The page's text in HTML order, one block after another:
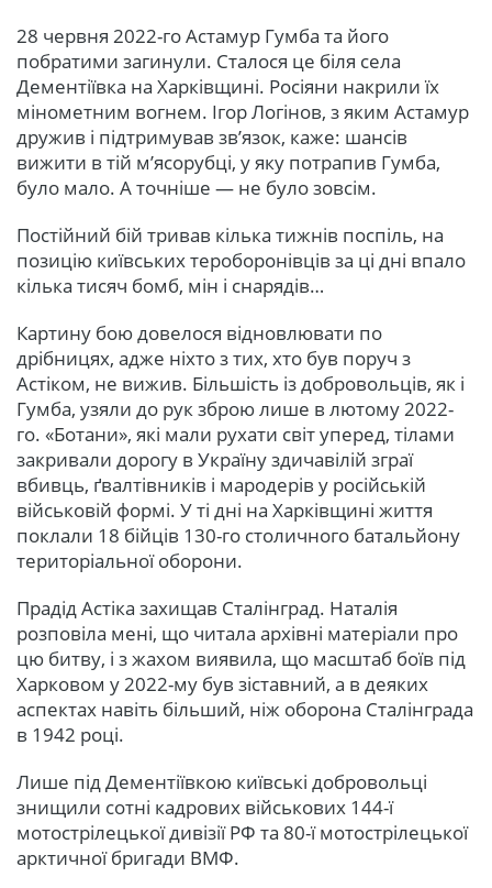
28 червня 2022-го Астамур Гумба та його
побратими загинули. Сталося це біля села
Дементіївка на Харківщині. Росіяни накрили їх
мінометним вогнем. Ігор Логінов, з яким Астамур
дружив і підтримував зв’язок, каже: шансів
вижити в тій м’ясорубці, у яку потрапив Гумба,
було мало. А точніше — не було зовсім.
Постійний бій тривав кілька тижнів поспіль, на
позицію київських тероборонівців за ці дні впало
кілька тисяч бомб, мін і снарядів…
Картину бою довелося відновлювати по
дрібницях, адже ніхто з тих, хто був поруч з
Астіком, не вижив. Більшість із добровольців, як і
Гумба, узяли до рук зброю лише в лютому 2022-
го. «Ботани», які мали рухати світ уперед, тілами
закривали дорогу в Україну здичавілій зграї
вбивць, ґвалтівників і мародерів у російській
військовій формі. У ті дні на Харківщині життя
поклали 18 бійців 130-го столичного батальйону
територіальної оборони.
Прадід Астіка захищав Сталінград. Наталія
розповіла мені, що читала архівні матеріали про
цю битву, і з жахом виявила, що масштаб боїв під
Харковом у 2022-му був зіставний, а в деяких
аспектах навіть більший, ніж оборона Сталінграда
в 1942 році.
Лише під Дементіївкою київські добровольці
знищили сотні кадрових військових 144-ї
мотострілецької дивізії РФ та 80-ї мотострілецької
арктичної бригади ВМФ.